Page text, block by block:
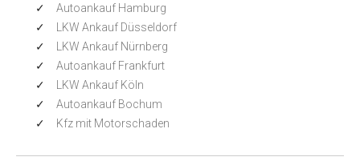
Autoankauf Hamburg
LKW Ankauf Düsseldorf
LKW Ankauf Nürnberg
Autoankauf Frankfurt
LKW Ankauf Köln
Autoankauf Bochum
Kfz mit Motorschaden